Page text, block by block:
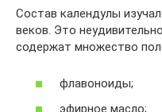
Состав календулы
веков. Это
содержат множество
флавоноиды;
эфирное масло;